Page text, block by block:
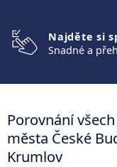
Najděte si
Snadné a
Porovnání
města České
Krumlov